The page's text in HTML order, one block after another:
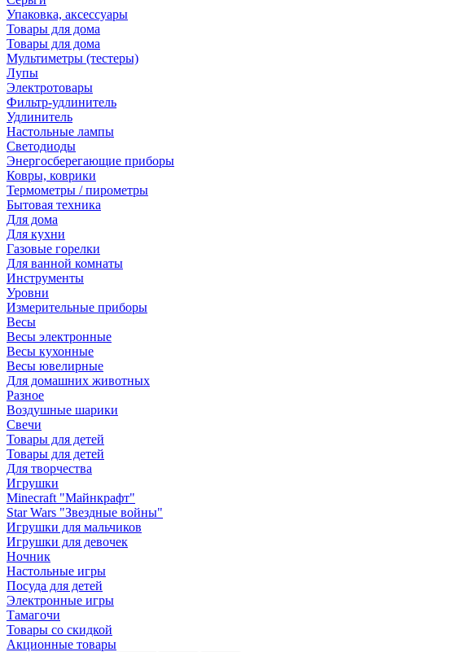
Упаковка, аксессуары
Товары для дома
Товары для дома
Мультиметры (тестеры)
Лупы
Электротовары
Фильтр-удлинитель
Удлинитель
Настольные лампы
Светодиоды
Энергосберегающие приборы
Ковры, коврики
Термометры / пирометры
Бытовая техника
Для дома
Для кухни
Газовые горелки
Для ванной комнаты
Инструменты
Уровни
Измерительные приборы
Весы
Весы электронные
Весы кухонные
Весы ювелирные
Для домашних животных
Разное
Воздушные шарики
Свечи
Товары для детей
Товары для детей
Для творчества
Игрушки
Minecraft "Майнкрафт"
Star Wars "Звездные войны"
Игрушки для мальчиков
Игрушки для девочек
Ночник
Настольные игры
Посуда для детей
Электронные игры
Тамагочи
Товары со скидкой
Акционные товары